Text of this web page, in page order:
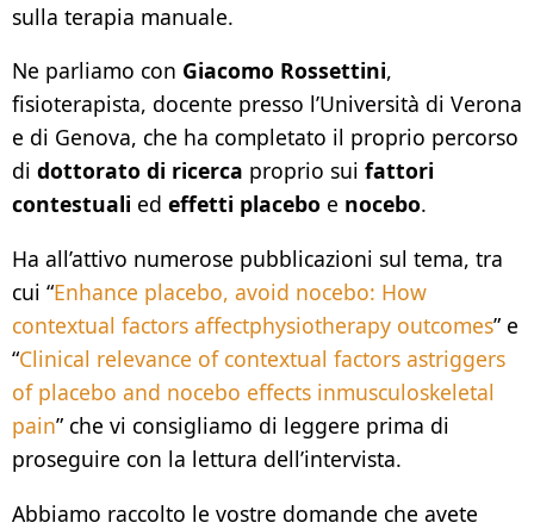
sulla terapia manuale.
Ne parliamo con Giacomo Rossettini,
fisioterapista, docente presso l’Università di Verona
e di Genova, che ha completato il proprio percorso
di dottorato di ricerca proprio sui fattori
contestuali ed effetti placebo e nocebo.
Ha all’attivo numerose pubblicazioni sul tema, tra
cui “Enhance placebo, avoid nocebo: How
contextual factors affectphysiotherapy outcomes” e
“Clinical relevance of contextual factors astriggers
of placebo and nocebo effects inmusculoskeletal
pain” che vi consigliamo di leggere prima di
proseguire con la lettura dell’intervista.
Abbiamo raccolto le vostre domande che avete